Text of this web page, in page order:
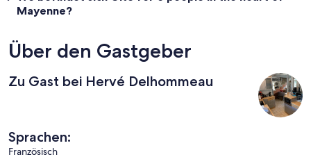
Mayenne?
Über den Gastgeber
Zu Gast bei Hervé Delhommeau
Sprachen:
Französisch